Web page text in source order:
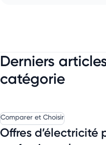
Derniers
catégorie
Comparer et Choisir
Offres d’électricité